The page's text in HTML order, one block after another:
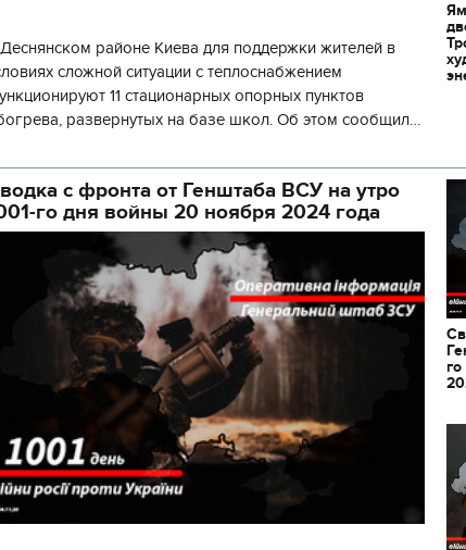
районе Киева для поддержки жителей в
сложной ситуации с теплоснабжением
11 стационарных опорных пунктов
развернутых на базе школ. Об этом сообщил
а
с фронта от Генштаба ВСУ на утро
го дня войны 20 ноября 2024 года